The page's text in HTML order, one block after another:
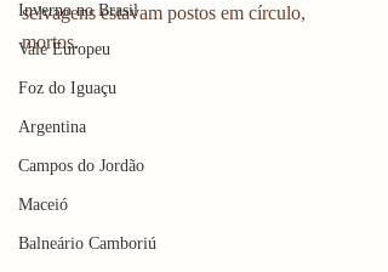
Inverno no Brasil
Vale Europeu
Foz do Iguaçu
Argentina
Campos do Jordão
Maceió
Balneário Camboriú
selvagens estavam postos em círculo,
mortos.